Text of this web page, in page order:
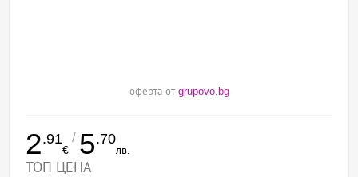
оферта от grupovo.bg
2.91
€
/ 5.70
лв.
ТОП ЦЕНА